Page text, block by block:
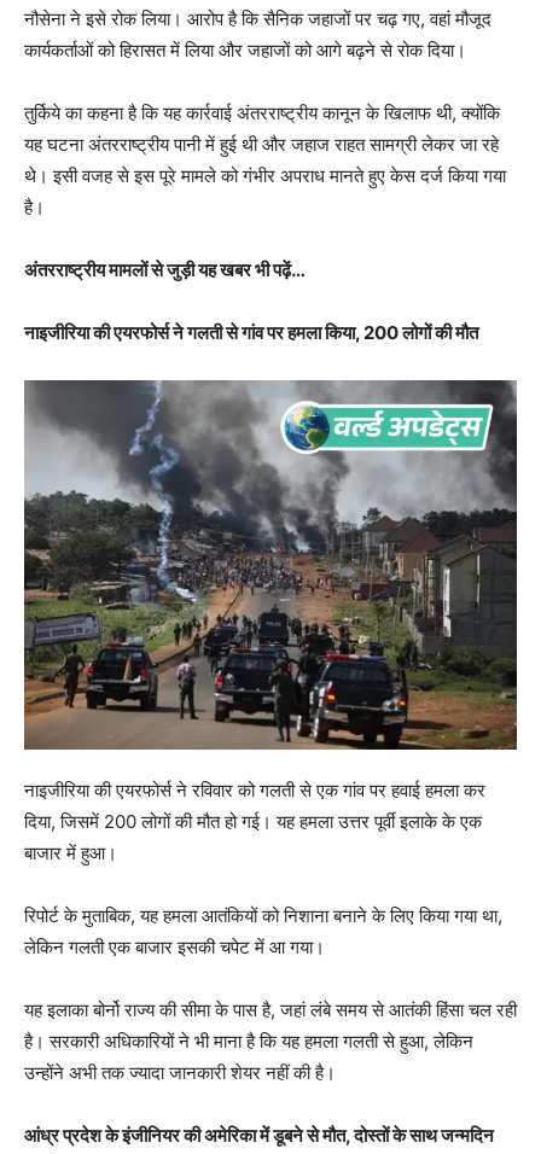
नौसेना ने इसे रोक लिया। आरोप है कि सैनिक जहाजों पर चढ़ गए, वहां मौजूद
कार्यकर्ताओं को हिरासत में लिया और जहाजों को आगे बढ़ने से रोक दिया।
तुर्किये का कहना है कि यह कार्रवाई अंतरराष्ट्रीय कानून के खिलाफ थी, क्योंकि
यह घटना अंतरराष्ट्रीय पानी में हुई थी और जहाज राहत सामग्री लेकर जा रहे
थे। इसी वजह से इस पूरे मामले को गंभीर अपराध मानते हुए केस दर्ज किया गया
है।
अंतरराष्ट्रीय मामलों से जुड़ी यह खबर भी पढ़ें…
नाइजीरिया की एयरफोर्स ने गलती से गांव पर हमला किया, 200 लोगों की मौत
नाइजीरिया की एयरफोर्स ने रविवार को गलती से एक गांव पर हवाई हमला कर
दिया, जिसमें 200 लोगों की मौत हो गई। यह हमला उत्तर पूर्वी इलाके के एक
बाजार में हुआ।
रिपोर्ट के मुताबिक, यह हमला आतंकियों को निशाना बनाने के लिए किया गया था,
लेकिन गलती एक बाजार इसकी चपेट में आ गया।
यह इलाका बोर्नो राज्य की सीमा के पास है, जहां लंबे समय से आतंकी हिंसा चल रही
है। सरकारी अधिकारियों ने भी माना है कि यह हमला गलती से हुआ, लेकिन
उन्होंने अभी तक ज्यादा जानकारी शेयर नहीं की है।
आंध्र प्रदेश के इंजीनियर की अमेरिका में डूबने से मौत, दोस्तों के साथ जन्मदिन